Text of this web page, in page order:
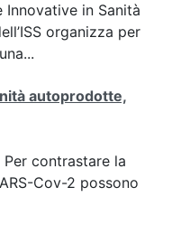
Innovative in Sanità
organizza per
una...
autoprodotte,
contrastare la
Cov-2 possono